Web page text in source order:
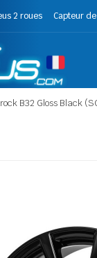
2 roues Capteur
B32 Gloss Black